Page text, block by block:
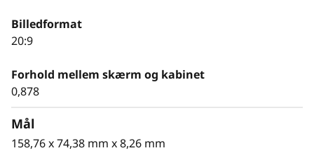
Billedformat
20:9
Forhold mellem skærm og kabinet
0,878
Mål
158,76 x 74,38 mm x 8,26 mm